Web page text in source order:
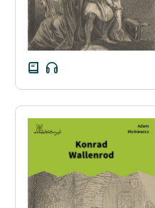
E-kolekcja lektur
szkolnych i literatury do
słuchania dla uczennic i
uczniów z
niepełnosprawnościami
Feministyczne inspiracje.
Popularyzacja
skandynawskiej literatury
feministycznej
Ręce pełne poezji